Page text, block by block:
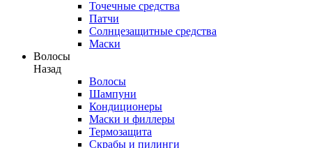
Точечные средства
Патчи
Солнцезащитные средства
Маски
Волосы
Назад
Волосы
Шампуни
Кондиционеры
Маски и филлеры
Термозащита
Скрабы и пилинги